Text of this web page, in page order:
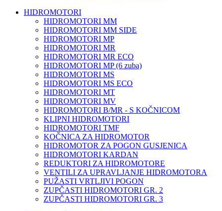
HIDROMOTORI
HIDROMOTORI MM
HIDROMOTORI MM SIDE
HIDROMOTORI MP
HIDROMOTORI MR
HIDROMOTORI MR ECO
HIDROMOTORI MP (6 zuba)
HIDROMOTORI MS
HIDROMOTORI MS ECO
HIDROMOTORI MT
HIDROMOTORI MV
HIDROMOTORI B/MR - S KOČNICOM
KLIPNI HIDROMOTORI
HIDROMOTORI TMF
KOČNICA ZA HIDROMOTOR
HIDROMOTOR ZA POGON GUSJENICA
HIDROMOTORI KARDAN
REDUKTORI ZA HIDROMOTORE
VENTILI ZA UPRAVLJANJE HIDROMOTORA
PUŽASTI VRTLJIVI POGON
ZUPČASTI HIDROMOTORI GR. 2
ZUPČASTI HIDROMOTORI GR. 3